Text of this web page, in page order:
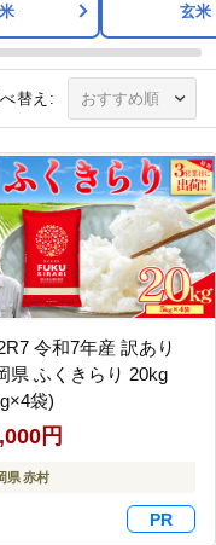
玄米
替え:
令和7年産 訳あり
県 ふくきらり 20kg
袋)
円
県 赤村